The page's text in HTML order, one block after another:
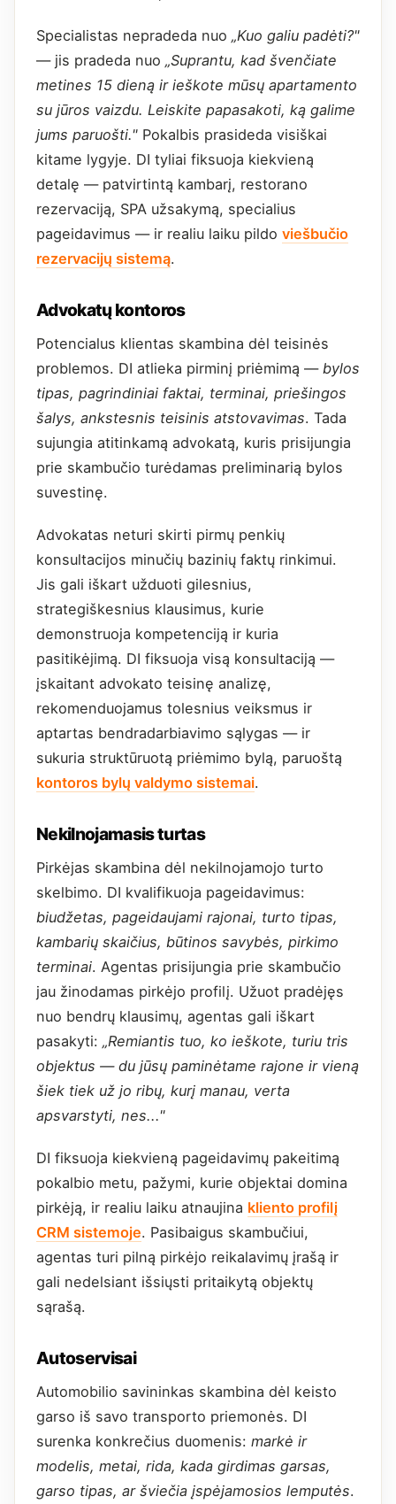
Specialistas nepradeda nuo „Kuo galiu padėti?"
— jis pradeda nuo „Suprantu, kad švenčiate
metines 15 dieną ir ieškote mūsų apartamento
su jūros vaizdu. Leiskite papasakoti, ką galime
jums paruošti." Pokalbis prasideda visiškai
kitame lygyje. DI tyliai fiksuoja kiekvieną
detalę — patvirtintą kambarį, restorano
rezervaciją, SPA užsakymą, specialius
pageidavimus — ir realiu laiku pildo viešbučio
rezervacijų sistemą.
Advokatų kontoros
Potencialus klientas skambina dėl teisinės
problemos. DI atlieka pirminį priėmimą — bylos
tipas, pagrindiniai faktai, terminai, priešingos
šalys, ankstesnis teisinis atstovavimas. Tada
sujungia atitinkamą advokatą, kuris prisijungia
prie skambučio turėdamas preliminarią bylos
suvestinę.
Advokatas neturi skirti pirmų penkių
konsultacijos minučių bazinių faktų rinkimui.
Jis gali iškart užduoti gilesnius,
strategiškesnius klausimus, kurie
demonstruoja kompetenciją ir kuria
pasitikėjimą. DI fiksuoja visą konsultaciją —
įskaitant advokato teisinę analizę,
rekomenduojamus tolesnius veiksmus ir
aptartas bendradarbiavimo sąlygas — ir
sukuria struktūruotą priėmimo bylą, paruoštą
kontoros bylų valdymo sistemai.
Nekilnojamasis turtas
Pirkėjas skambina dėl nekilnojamojo turto
skelbimo. DI kvalifikuoja pageidavimus:
biudžetas, pageidaujami rajonai, turto tipas,
kambarių skaičius, būtinos savybės, pirkimo
terminai. Agentas prisijungia prie skambučio
jau žinodamas pirkėjo profilį. Užuot pradėjęs
nuo bendrų klausimų, agentas gali iškart
pasakyti: „Remiantis tuo, ko ieškote, turiu tris
objektus — du jūsų paminėtame rajone ir vieną
šiek tiek už jo ribų, kurį manau, verta
apsvarstyti, nes..."
DI fiksuoja kiekvieną pageidavimų pakeitimą
pokalbio metu, pažymi, kurie objektai domina
pirkėją, ir realiu laiku atnaujina kliento profilį
CRM sistemoje. Pasibaigus skambučiui,
agentas turi pilną pirkėjo reikalavimų įrašą ir
gali nedelsiant išsiųsti pritaikytą objektų
sąrašą.
Autoservisai
Automobilio savininkas skambina dėl keisto
garso iš savo transporto priemonės. DI
surenka konkrečius duomenis: markė ir
modelis, metai, rida, kada girdimas garsas,
garso tipas, ar šviečia įspėjamosios lemputės.